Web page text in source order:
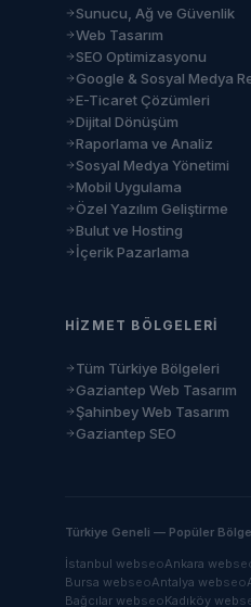
Sunucu, Ağ ve Güvenlik
Web Tasarım
SEO Optimizasyonu
Google & Sosyal Medya
E-Ticaret Çözümleri
Dijital Dönüşüm
Raporlama ve Analiz
Sosyal Medya Yönetimi
Mobil Uygulama
Özel Yazılım Geliştirme
Bulut ve Hosting
İçerik Pazarlama
HIZMET BÖLGELERI
Tüm Türkiye Bölgeleri
Gaziantep Web Tasarım
Şahinbey Web Tasarım
Gaziantep SEO
Türkiye Geneli — Popüler
İstanbul webseoAnkara web
Bursa webseoAntalya webseo
Bağcılar webseoKadıköy web